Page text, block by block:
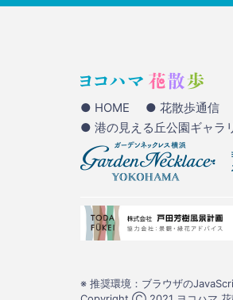
● HOME ● 花散歩通信
● 港の見える丘公園ギャラ
※ 推奨環境：ブラウザの